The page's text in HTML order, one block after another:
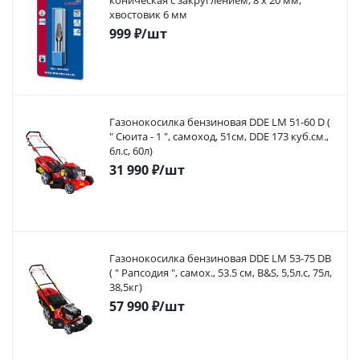
хвостовик 6 мм
999₽/шт
Газонокосилка бензиновая DDE LM 51-60 D (
" Сюита - 1 ", самоход, 51cм, DDE 173 куб.см.,
6л.с, 60л)
31 990₽/шт
Газонокосилка бензиновая DDE LM 53-75 DB
( " Рапсодия ", самох., 53.5 cм, B&S, 5,5л.с, 75л,
38,5кг)
57 990₽/шт